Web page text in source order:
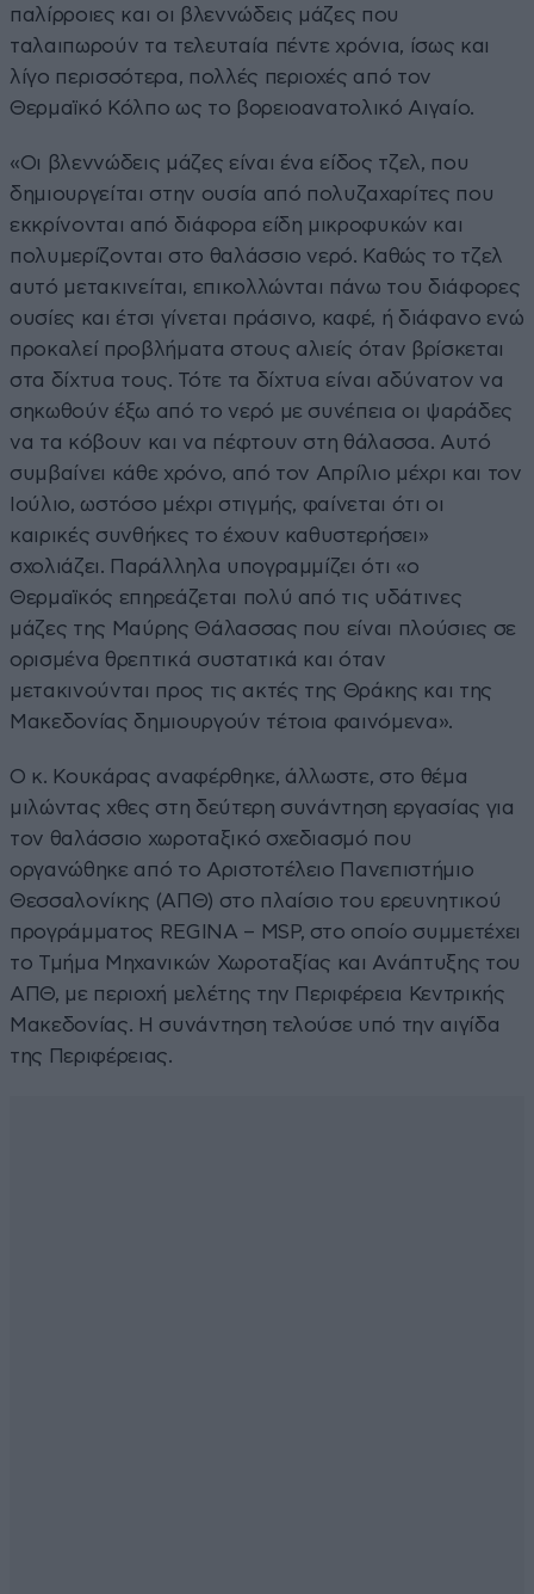
παλίρροιες και οι βλεννώδεις μάζες που
ταλαιπωρούν τα τελευταία πέντε χρόνια, ίσως και
λίγο περισσότερα, πολλές περιοχές από τον
Θερμαϊκό Κόλπο ως το βορειοανατολικό Αιγαίο.
«Οι βλεννώδεις μάζες είναι ένα είδος τζελ, που
δημιουργείται στην ουσία από πολυζαχαρίτες που
εκκρίνονται από διάφορα είδη μικροφυκών και
πολυμερίζονται στο θαλάσσιο νερό. Καθώς το τζελ
αυτό μετακινείται, επικολλώνται πάνω του διάφορες
ουσίες και έτσι γίνεται πράσινο, καφέ, ή διάφανο ενώ
προκαλεί προβλήματα στους αλιείς όταν βρίσκεται
στα δίχτυα τους. Τότε τα δίχτυα είναι αδύνατον να
σηκωθούν έξω από το νερό με συνέπεια οι ψαράδες
να τα κόβουν και να πέφτουν στη θάλασσα. Αυτό
συμβαίνει κάθε χρόνο, από τον Απρίλιο μέχρι και τον
Ιούλιο, ωστόσο μέχρι στιγμής, φαίνεται ότι οι
καιρικές συνθήκες το έχουν καθυστερήσει»
σχολιάζει. Παράλληλα υπογραμμίζει ότι «ο
Θερμαϊκός επηρεάζεται πολύ από τις υδάτινες
μάζες της Μαύρης Θάλασσας που είναι πλούσιες σε
ορισμένα θρεπτικά συστατικά και όταν
μετακινούνται προς τις ακτές της Θράκης και της
Μακεδονίας δημιουργούν τέτοια φαινόμενα».
Ο κ. Κουκάρας αναφέρθηκε, άλλωστε, στο θέμα
μιλώντας χθες στη δεύτερη συνάντηση εργασίας για
τον θαλάσσιο χωροταξικό σχεδιασμό που
οργανώθηκε από το Αριστοτέλειο Πανεπιστήμιο
Θεσσαλονίκης (ΑΠΘ) στο πλαίσιο του ερευνητικού
προγράμματος REGINA – MSP, στο οποίο συμμετέχει
το Τμήμα Μηχανικών Χωροταξίας και Ανάπτυξης του
ΑΠΘ, με περιοχή μελέτης την Περιφέρεια Κεντρικής
Μακεδονίας. Η συνάντηση τελούσε υπό την αιγίδα
της Περιφέρειας.